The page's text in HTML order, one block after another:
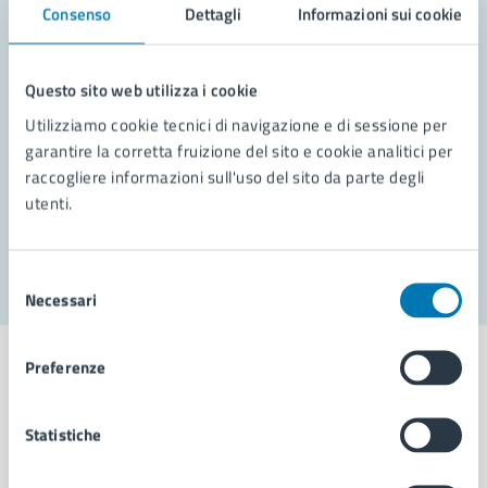
Consenso Dettagli Informazioni sui cookie
Questo sito web utilizza i cookie
Utilizziamo cookie tecnici di navigazione e di sessione per
garantire la corretta fruizione del sito e cookie analitici per
raccogliere informazioni sull'uso del sito da parte degli
utenti.
delNecessari
Preferenze
Statistiche
Leggi le domande frequenti
Richiedi assistenza
Prenota appuntamento
Problemi in città
Comune di Napoli